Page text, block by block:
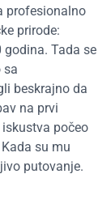
profesionalno
prirode:
Tada se
sa
beskrajno da
na prvi
iskustva počeo
su mu
putovanje.